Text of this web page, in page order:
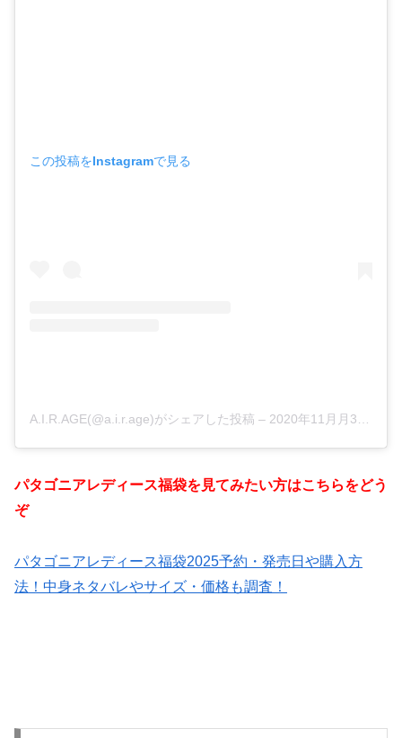
この投稿をInstagramで見る
A.I.R.AGE(@a.i.r.age)がシェアした投稿 – 2020年11月月3日午前2時43分PST
パタゴニアレディース福袋を見てみたい方はこちらをどう
ぞ
パタゴニアレディース福袋2025予約・発売日や購入方
法！中身ネタバレやサイズ・価格も調査！